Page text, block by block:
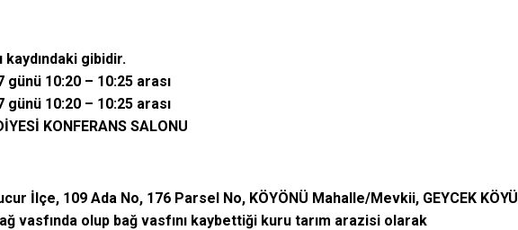
kaydındaki gibidir.
günü 10:20 – 10:25 arası
günü 10:20 – 10:25 arası
KONFERANS SALONU
İlçe, 109 Ada No, 176 Parsel No, KÖYÖNÜ Mahalle/Mevkii, GEYCEK KÖYÜ
vasfında olup bağ vasfını kaybettiği kuru tarım arazisi olarak